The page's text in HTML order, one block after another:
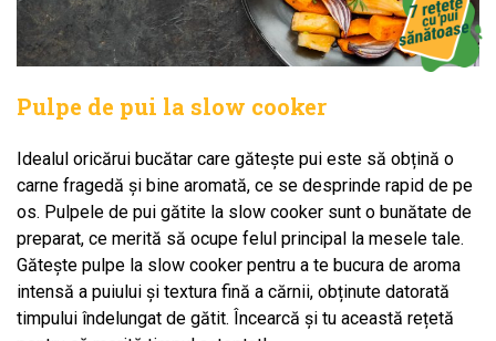
Pulpe de pui la slow cooker
Idealul oricărui bucătar care gătește pui este să obțină o
carne fragedă și bine aromată, ce se desprinde rapid de pe
os. Pulpele de pui gătite la slow cooker sunt o bunătate de
preparat, ce merită să ocupe felul principal la mesele tale.
Gătește pulpe la slow cooker pentru a te bucura de aroma
intensă a puiului și textura fină a cărnii, obținute datorată
timpului îndelungat de gătit. Încearcă și tu această rețetă